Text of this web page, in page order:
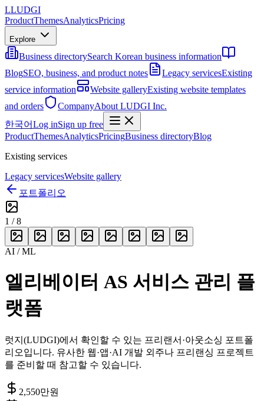
LLUDGI
ProductThemesAnalyticsPricing
Explore
Business directorySearch Korean business information
BlogSEO, business, and product notes Legacy servicesExisting
service information
Website galleryExisting website templates
and orders
CompanyAbout LUDGI Inc.
한국어Log inSign up free
ProductThemesAnalyticsPricingBusiness directoryBlog
Existing services
Legacy servicesWebsite gallery
포트폴리오
1 /8
AI / ML
엘리베이터 AS 서비스 관리 플
랫폼
럿지(LUDGI)에서 확인할 수 있는 프리랜서·아웃소싱 포트폴
리오입니다. 유사한 웹·앱·AI 개발 외주나 프리랜싱 프로젝트
를 준비할 때 참고할 수 있습니다.
2,550만원